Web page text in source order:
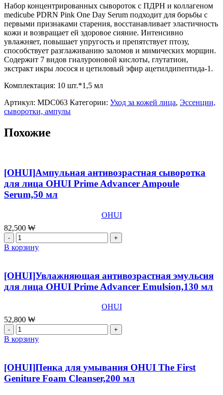
и
коллагеном
medicube
PDRN
Pink
One
Day
Serum
Набор концентрированных сывороток с ПДРН и коллагеном
medicube PDRN Pink One Day Serum подходит для борьбы с
первыми признаками старения, восстанавливает эластичность
кожи и возвращает ей здоровое сияние. Интенсивно
увлажняет, повышает упругость и препятствует птозу,
способствует разглаживанию заломов и мимических морщин.
Содержит 7 видов гиалуроновой кислоты, глутатион,
экстракт икры лосося и цетиловый эфир ацетилдипептида-1.
Комплектация: 10 шт.*1,5 мл
Артикул: MDC063 Категории: Уход за кожей лица, Эссенции,
сыворотки, ампулы
Похожие
[OHUI]Ампульная антивозрастная сыворотка
для лица OHUI Prime Advancer Ampoule
Serum,50 мл
OHUI
82,500 ₩
Количество
товара
[OHUI]Ампульная
сыворотка
для
лица
Advancer
Ampoule
Serum,50
мл
В корзину
[OHUI]Увлажняющая антивозрастная эмульсия
для лица OHUI Prime Advancer Emulsion,130 мл
OHUI
52,800 ₩
Количество
товара
эмульсия
для
лица
В корзину
[OHUI]Пенка для умывания OHUI The First
Geniture Foam Cleanser,200 мл